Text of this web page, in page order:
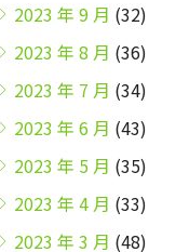
2023 年 9 月 (32)
2023 年 8 月 (36)
2023 年 7 月 (34)
2023 年 6 月 (43)
2023 年 5 月 (35)
2023 年 4 月 (33)
2023 年 3 月 (48)